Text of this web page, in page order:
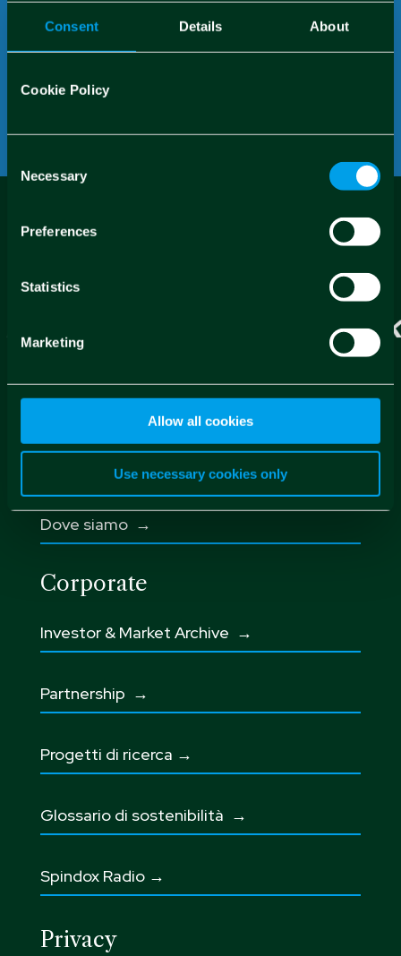
Consent Details About
Cookie Policy
Selection
Necessary
Preferences
Statistics
Marketing
Allow all cookies
Use necessary cookies only
Ruolo Spindox S.p.A. :
Contatti
Dove siamo →
Corporate
Investor & Market Archive →
Partnership →
Progetti di ricerca →
Glossario di sostenibilità →
Spindox Radio →
Privacy